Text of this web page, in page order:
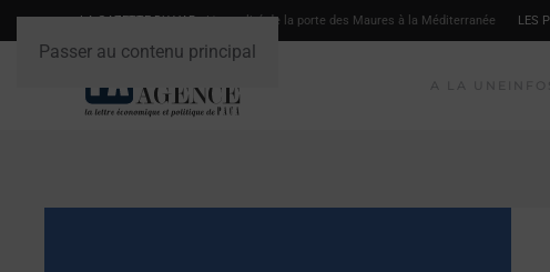
Passer au contenu principal
LA GAZETTE DU VAR- L'actualité de la porte des Maures à la Méditerranée LES